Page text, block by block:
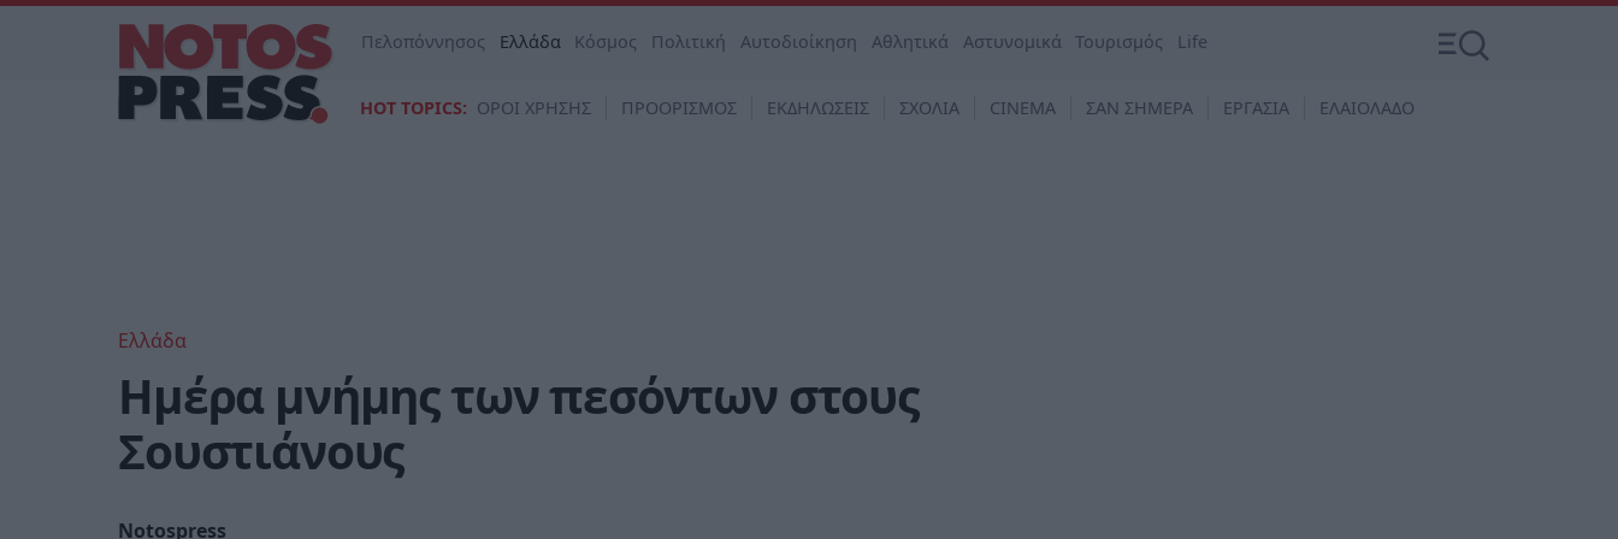
Πελοπόννησος Ελλάδα Κόσμος Πολιτική Αυτοδιοίκηση Αθλητικά Αστυνομικά Τουρισμός Life
HOT TOPICS: ΟΡΟΙ ΧΡΗΣΗΣ ΠΡΟΟΡΙΣΜΟΣ ΕΚΔΗΛΩΣΕΙΣ ΣΧΟΛΙΑ CINEMA ΣΑΝ ΣΗΜΕΡΑ ΕΡΓΑΣΙΑ ΕΛΑΙΟΛΑΔΟ
Ελλάδα
Ημέρα μνήμης των πεσόντων στους
Σουστιάνους
Notospress